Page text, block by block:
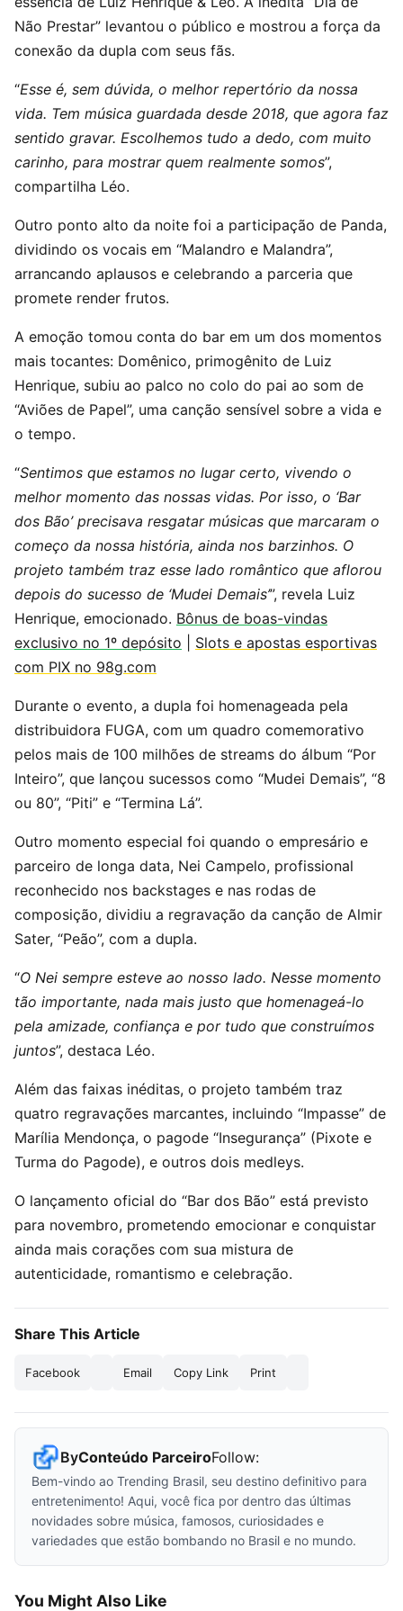
Não Prestar” levantou o público e mostrou a força da
conexão da dupla com seus fãs.
“Esse é, sem dúvida, o melhor repertório da nossa
vida. Tem música guardada desde 2018, que agora faz
sentido gravar. Escolhemos tudo a dedo, com muito
carinho, para mostrar quem realmente somos”,
compartilha Léo.
Outro ponto alto da noite foi a participação de Panda,
dividindo os vocais em “Malandro e Malandra”,
arrancando aplausos e celebrando a parceria que
promete render frutos.
A emoção tomou conta do bar em um dos momentos
mais tocantes: Domênico, primogênito de Luiz
Henrique, subiu ao palco no colo do pai ao som de
“Aviões de Papel”, uma canção sensível sobre a vida e
o tempo.
“Sentimos que estamos no lugar certo, vivendo o
melhor momento das nossas vidas. Por isso, o ‘Bar
dos Bão’ precisava resgatar músicas que marcaram o
começo da nossa história, ainda nos barzinhos. O
projeto também traz esse lado romântico que aflorou
depois do sucesso de ‘Mudei Demais’”, revela Luiz
Henrique, emocionado. Bônus de boas-vindas
exclusivo no 1º depósito
Slots e apostas esportivas
com PIX no 98g.com
Durante o evento, a dupla foi homenageada pela
distribuidora FUGA, com um quadro comemorativo
pelos mais de 100 milhões de streams do álbum “Por
Inteiro”, que lançou sucessos como “Mudei Demais”, “8
ou 80”, “Piti” e “Termina Lá”.
Outro momento especial foi quando o empresário e
parceiro de longa data, Nei Campelo, profissional
reconhecido nos backstages e nas rodas de
composição, dividiu a regravação da canção de Almir
Sater, “Peão”, com a dupla.
“O Nei sempre esteve ao nosso lado. Nesse momento
tão importante, nada mais justo que homenageá-lo
pela amizade, confiança e por tudo que construímos
juntos”, destaca Léo.
Além das faixas inéditas, o projeto também traz
quatro regravações marcantes, incluindo “Impasse” de
Marília Mendonça, o pagode “Insegurança” (Pixote e
Turma do Pagode), e outros dois medleys.
O lançamento oficial do “Bar dos Bão” está previsto
para novembro, prometendo emocionar e conquistar
ainda mais corações com sua mistura de
autenticidade, romantismo e celebração.
Share This Article
Facebook Email Copy Link Print
ByConteúdo ParceiroFollow:
Bem-vindo ao Trending Brasil, seu destino definitivo para
entretenimento! Aqui, você fica por dentro das últimas
novidades sobre música, famosos, curiosidades e
variedades que estão bombando no Brasil e no mundo.
You Might Also Like